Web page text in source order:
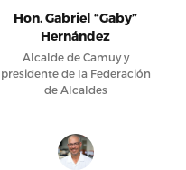
Hon. Gabriel “Gaby”
Hernández
Alcalde de Camuy y
presidente de la Federación
de Alcaldes